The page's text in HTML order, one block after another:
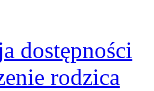
dostępności
rodzica